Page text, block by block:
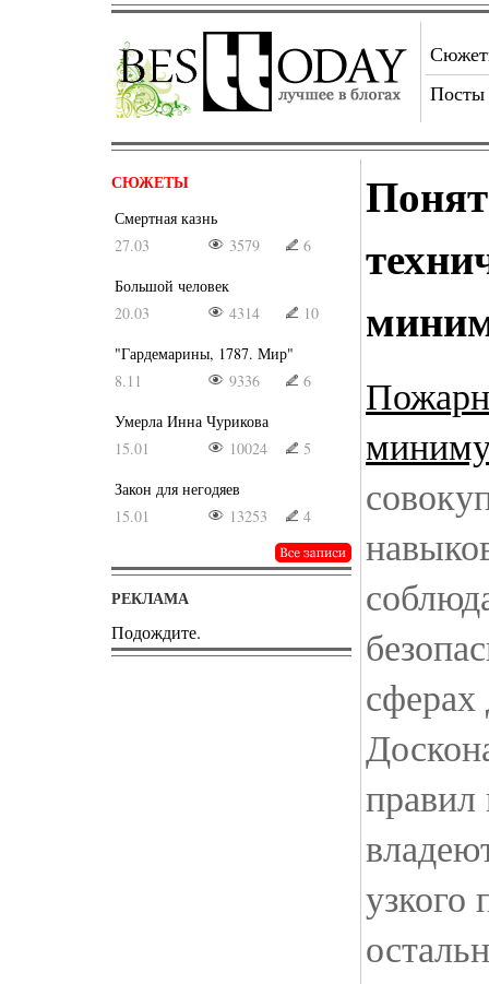
Посты
СЮЖЕТЫ
Смертная казнь
27.03
3579
6
Большой человек
20.03
4314
10
"Гардемарины, 1787. Мир"
8.11
9336
6
Умерла Инна Чурикова
15.01
10024
5
Закон для негодяев
15.01
13253 4
РЕКЛАМА
Подождите.
сферах
узкого